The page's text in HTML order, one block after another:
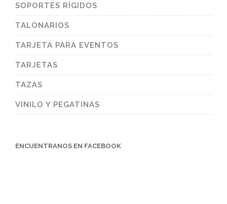
SOPORTES RÍGIDOS
TALONARIOS
TARJETA PARA EVENTOS
TARJETAS
TAZAS
VINILO Y PEGATINAS
ENCUENTRANOS EN FACEBOOK